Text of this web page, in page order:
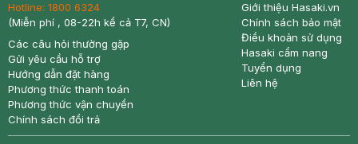
Hotline: 1800 6324
(Miễn phí , 08-22h kể cả T7, CN)
Các câu hỏi thường gặp
Gửi yêu cầu hỗ trợ
Hướng dẫn đặt hàng
Phương thức thanh toán
Phương thức vận chuyển
Chính sách đổi trả
Giới thiệu Hasaki.vn
Chính sách bảo mật
Điều khoản sử dụng
Hasaki cẩm nang
Tuyển dụng
Liên hệ